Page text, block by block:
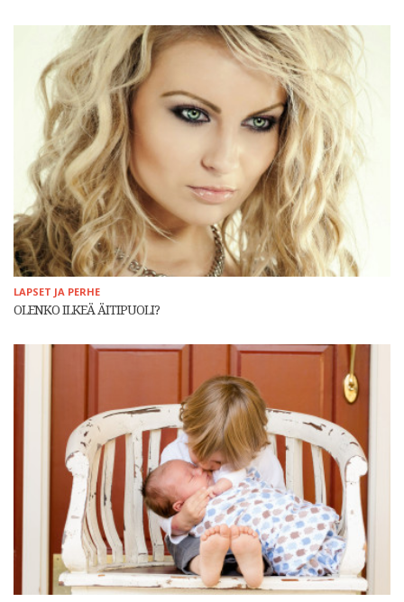
LAPSET JA PERHE
OLENKO ILKEÄ ÄITIPUOLI?